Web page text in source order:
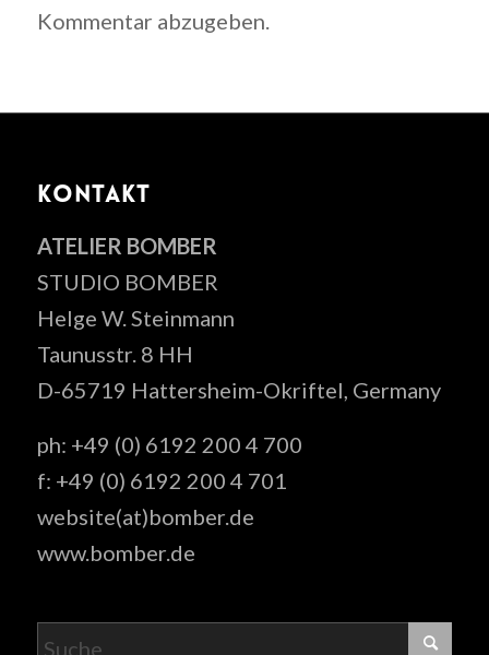
Kommentar abzugeben.
KONTAKT
ATELIER BOMBER
STUDIO BOMBER
Helge W. Steinmann
Taunusstr. 8 HH
D-65719 Hattersheim-Okriftel, Germany
ph: +49 (0) 6192 200 4 700
f: +49 (0) 6192 200 4 701
website(at)bomber.de
www.bomber.de